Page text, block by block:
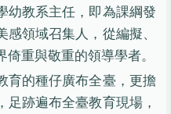
幼教系主任，即為課綱發
領域召集人，從編擬、
重與敬重的領導學者。
育的種仔廣布全臺，更擔
跡遍布全臺教育現場，